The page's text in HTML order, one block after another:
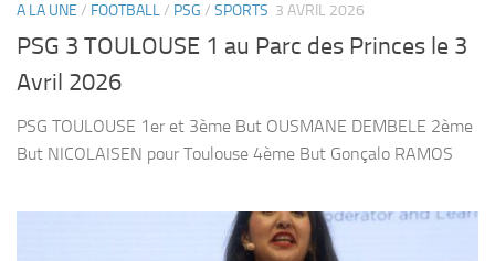
A LA UNE / FOOTBALL/ PSG / SPORTS 3 AVRIL 2026
PSG 3 TOULOUSE 1 au Parc des Princes le 3
Avril 2026
PSG TOULOUSE 1er et 3ème But OUSMANE DEMBELE 2ème
But NICOLAISEN pour Toulouse 4ème But Gonçalo RAMOS